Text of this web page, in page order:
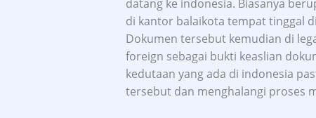
datang ke indonesia. Biasanya
di kantor balaikota tempat tinggal
Dokumen tersebut kemudian di
foreign sebagai bukti keaslian
kedutaan yang ada di indonesia
tersebut dan menghalangi proses